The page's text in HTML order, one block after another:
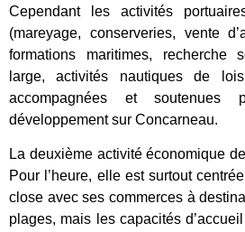
Cependant les activités
(mareyage, conserveries, vente
formations maritimes, recherche
large, activités nautiques de
accompagnées et soutenues
développement sur Concarneau.
La deuxième activité économique
Pour l’heure, elle est surtout
close avec ses commerces à
plages, mais les capacités